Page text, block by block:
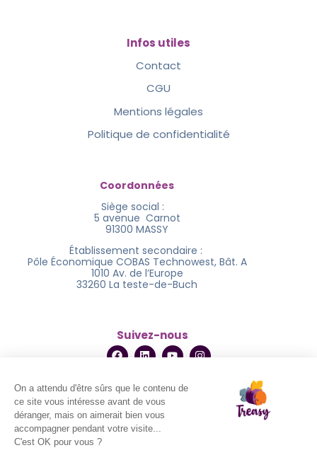
Infos utiles
Contact
CGU
Mentions légales
Politique de confidentialité
Coordonnées
Siège social :
5 avenue Carnot
91300 MASSY
Établissement secondaire :
Pôle Économique COBAS Technowest, Bât. A
1010 Av. de l’Europe
33260 La teste-de-Buch
Suivez-nous
©2025 Treasy - All rights reserved. By Viral France